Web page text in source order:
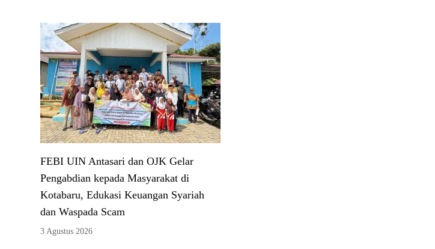
FEBI UIN Antasari dan OJK Gelar
Pengabdian kepada Masyarakat di
Kotabaru, Edukasi Keuangan Syariah
dan Waspada Scam
3 Agustus 2026